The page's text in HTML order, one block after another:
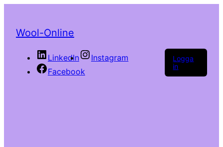
Wool-Online
LinkedIn
Instagram
Facebook
Logga
in